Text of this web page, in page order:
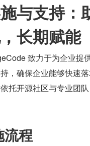
与支持：
长期赋能
致力于为企业提
，确保企业能够快速
托开源社区与专业团
流程